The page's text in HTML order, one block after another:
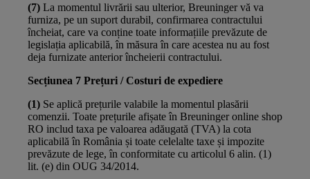
(7) La momentul livrării sau ulterior, Breuninger vă va
furniza, pe un suport durabil, confirmarea contractului
încheiat, care va conține toate informațiile prevăzute de
legislația aplicabilă, în măsura în care acestea nu au fost
deja furnizate anterior încheierii contractului.
Secțiunea 7 Prețuri / Costuri de expediere
(1) Se aplică prețurile valabile la momentul plasării
comenzii. Toate prețurile afișate în Breuninger online shop
RO includ taxa pe valoarea adăugată (TVA) la cota
aplicabilă în România și toate celelalte taxe și impozite
prevăzute de lege, în conformitate cu articolul 6 alin. (1)
lit. (e) din OUG 34/2014.